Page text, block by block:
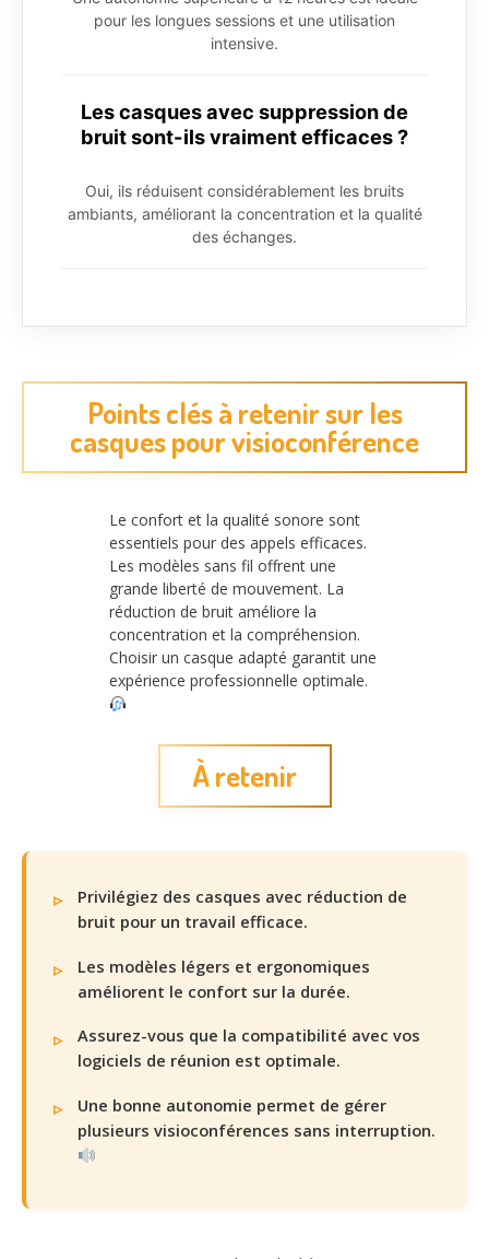
pour les longues sessions et une utilisation
intensive.
Les casques avec suppression de
bruit sont-ils vraiment efficaces ?
Oui, ils réduisent considérablement les bruits
ambiants, améliorant la concentration et la qualité
des échanges.
Points clés à retenir sur les
casques pour visioconférence
Le confort et la qualité sonore sont
essentiels pour des appels efficaces.
Les modèles sans fil offrent une
grande liberté de mouvement. La
réduction de bruit améliore la
concentration et la compréhension.
Choisir un casque adapté garantit une
expérience professionnelle optimale.
À retenir
Privilégiez des casques avec réduction de
bruit pour un travail efficace.
Les modèles légers et ergonomiques
améliorent le confort sur la durée.
Assurez-vous que la compatibilité avec vos
logiciels de réunion est optimale.
Une bonne autonomie permet de gérer
plusieurs visioconférences sans interruption.